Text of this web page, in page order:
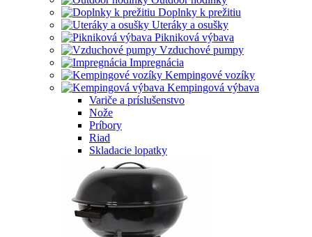
Doplnky k prežitiu
Uteráky a osušky
Pikniková výbava
Vzduchové pumpy
Impregnácia
Kempingové vozíky
Kempingová výbava
Variče a príslušenstvo
Nože
Príbory
Riad
Skladacie lopatky